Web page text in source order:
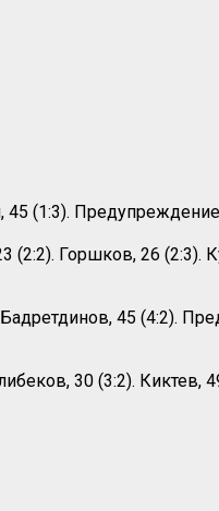
45 (1:3).
(2:2). Горшков, 26 (2:3).
45 (4:2).
30 (3:2). Киктев,